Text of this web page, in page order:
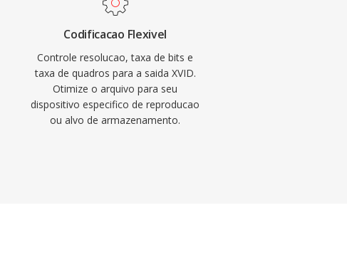
Codificacao Flexivel
Controle resolucao, taxa de bits e
taxa de quadros para a saida XVID.
Otimize o arquivo para seu
dispositivo especifico de reproducao
ou alvo de armazenamento.